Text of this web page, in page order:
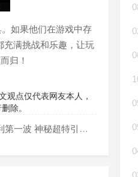
如果他们在游戏中存
充满挑战和乐趣，让玩
归！
观点仅代表网友本人，
除。
神秘超特引发猛兽狂潮